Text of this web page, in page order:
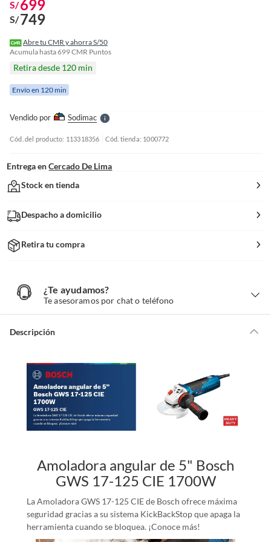
S/699
S/749
Abre tu CMR y ahorra S/50
Acumula hasta699CMR Puntos
Retira desde 120 min
Envío en 120 min
Vendido por SodimacS
n
f
Cód. del producto: 113318356 Cód. tienda: 1000772
Entrega en Cercado De Lima
Stock en tienda
Despacho a domicilio
Retira tu compra
¿Te ayudamos?
Te asesoramos por chat o teléfono
y
a
Descripción
Amoladora angular de 5" Bosch
GWS 17-125 CIE 1700W
La Amoladora GWS 17-125 CIE de Bosch ofrece máxima
seguridad gracias a su sistema KickBackStop que apaga la
herramienta cuando se bloquea. ¡Conoce más!